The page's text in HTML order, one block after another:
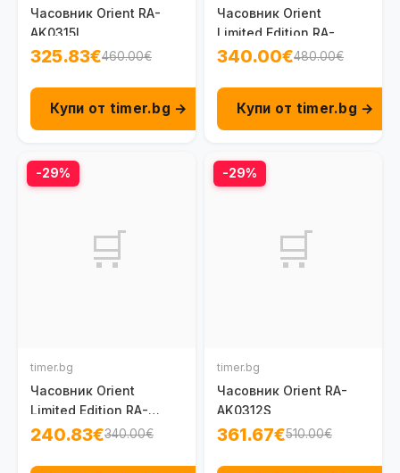
Часовник Orient RA-
AK0315L
325.83€460.00€
Купи от timer.bg →
Часовник Orient
Limited Edition RA-
AK0316L
340.00€480.00€
Купи от timer.bg →
-29%
🛒
timer.bg
Часовник Orient
Limited Edition RA-
BB0006N
240.83€340.00€
-29%
🛒
timer.bg
Часовник Orient RA-
AK0312S
361.67€510.00€